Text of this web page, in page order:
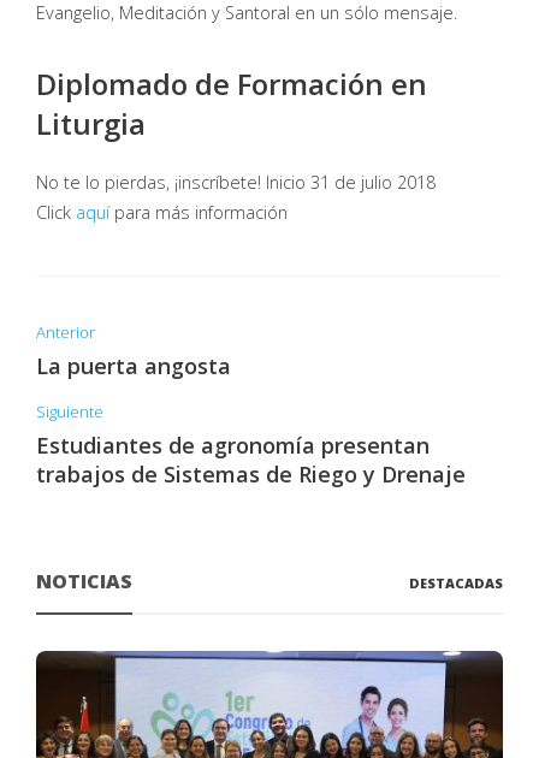
Evangelio, Meditación y Santoral en un sólo mensaje.
Diplomado de Formación en
Liturgia
No te lo pierdas, ¡inscríbete! Inicio 31 de julio 2018
Click aquípara más información
Anterior
La puerta angosta
Siguiente
Estudiantes de agronomía presentan
trabajos de Sistemas de Riego y Drenaje
NOTICIAS DESTACADAS